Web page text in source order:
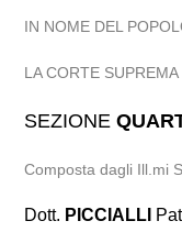
IN NOME DEL
LA CORTE
SEZIONE
Composta dagli Ill.mi
Dott. PICCIALLI